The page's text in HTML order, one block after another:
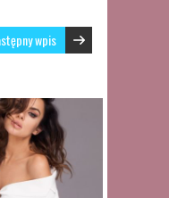
wpis